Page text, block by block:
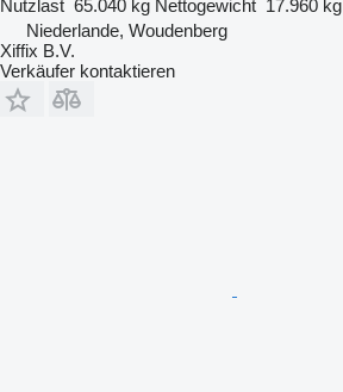
Nutzlast 65.040 kg Nettogewicht 17.960 kg
Niederlande, Woudenberg
Xiffix B.V.
Verkäufer kontaktieren